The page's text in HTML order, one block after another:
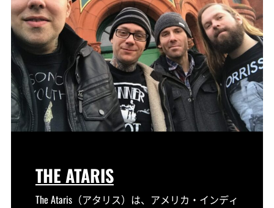
THE ATARIS
The Ataris（アタリス）は、アメリカ・インディ